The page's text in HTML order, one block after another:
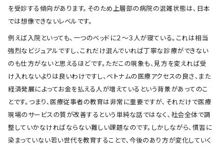
を受診する傾向があります。そのため上層部の病院の混雑状態は、日本
では想像できないレベルです。
例えば入院といっても、一つのベッドに２〜３人が寝ている。これは相当
強烈なビジュアルですし、これだけ混んでいれば丁寧な診療ができない
のも仕方がないと思えるほどです。ただこの現象も、見方を変えれば受
け入れないよりは良いわけですし、ベトナムの医療アクセスの良さ、また
経済発展によってお金を払える人が増えているという背景があってのこ
とです。つまり、医療従事者の教育は非常に重要ですが、それだけで医療
現場のサービスの質が改善するという単純な話ではなく、社会全体で調
整していかなければならない難しい課題なのです。しかしながら、慣習に
染まっていない若い世代を教育することで、今後のあり方が変化していく